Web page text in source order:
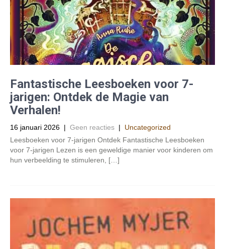
Fantastische Leesboeken voor 7-
jarigen: Ontdek de Magie van
Verhalen!
16 januari 2026 | Geen reacties | Uncategorized
Leesboeken voor 7-jarigen Ontdek Fantastische Leesboeken
voor 7-jarigen Lezen is een geweldige manier voor kinderen om
hun verbeelding te stimuleren, […]